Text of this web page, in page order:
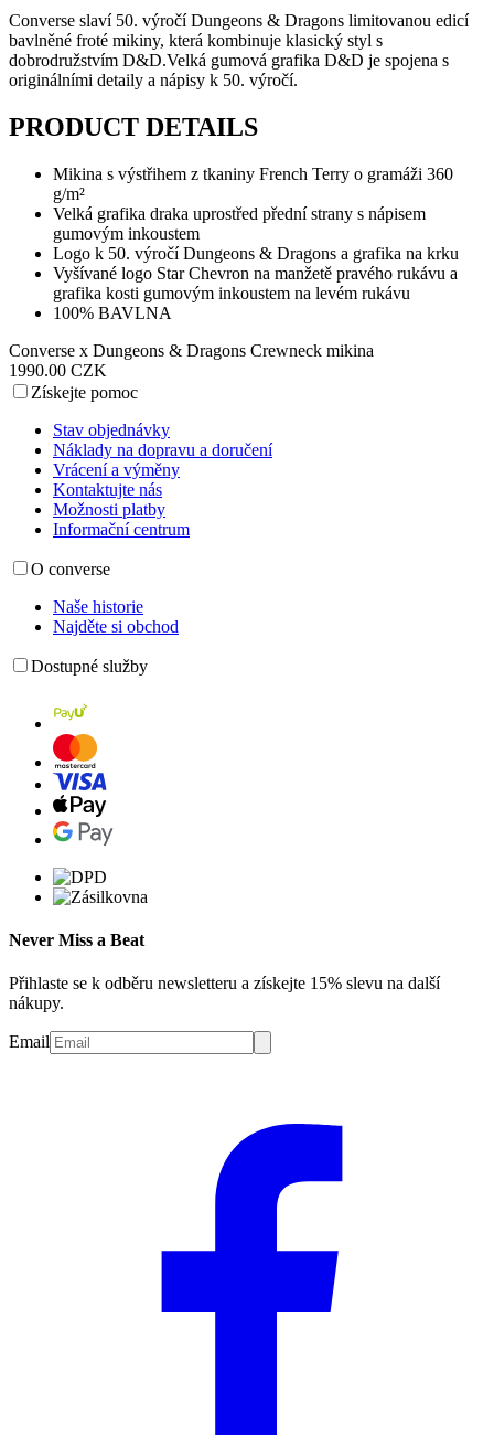
Converse slaví 50. výročí Dungeons & Dragons limitovanou edicí
bavlněné froté mikiny, která kombinuje klasický styl s
dobrodružstvím D&D.Velká gumová grafika D&D je spojena s
originálními detaily a nápisy k 50. výročí.
PRODUCT DETAILS
Mikina s výstřihem z tkaniny French Terry o gramáži 360
g/m²
Velká grafika draka uprostřed přední strany s nápisem
gumovým inkoustem
Logo k 50. výročí Dungeons & Dragons a grafika na krku
Vyšívané logo Star Chevron na manžetě pravého rukávu a
grafika kosti gumovým inkoustem na levém rukávu
100% BAVLNA
Converse x Dungeons & Dragons Crewneck mikina
1990.00 CZK
Získejte pomoc
Stav objednávky
Náklady na dopravu a doručení
Vrácení a výměny
Kontaktujte nás
Možnosti platby
Informační centrum
O converse
Naše historie
Najděte si obchod
Dostupné služby
Never Miss a Beat
Přihlaste se k odběru newsletteru a získejte 15% slevu na další
nákupy.
Email